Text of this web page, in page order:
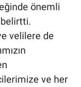
önemli
belirtti.
velilere de
ve her